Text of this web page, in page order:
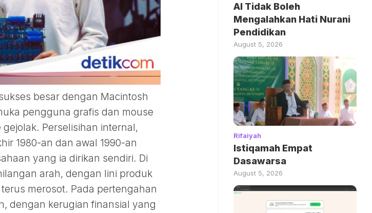
besar dengan Macintosh
pengguna grafis dan mouse
Perselisihan internal,
1980-an dan awal 1990-an
yang ia dirikan sendiri. Di
arah, dengan lini produk
merosot. Pada pertengahan
dengan kerugian finansial yang
AI Tidak Boleh
Mengalahkan Hati Nurani
Pendidikan
August 5, 2026
Rifaiyah
Istiqamah Empat
Dasawarsa
August 5, 2026